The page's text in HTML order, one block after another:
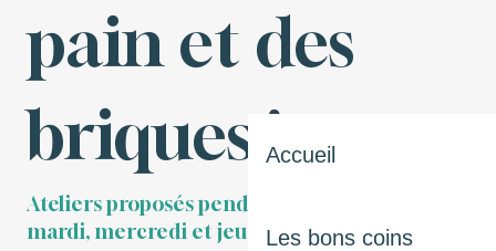
Accueil
Les bons coins
pain et des
briques !
Ateliers proposés pendant les vacances, le
mardi, mercredi et jeudi. Dès 3 ans